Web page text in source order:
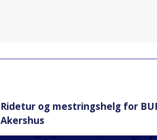
Ridetur og mestringshelg for
Akershus